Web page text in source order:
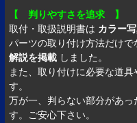
【 判りやすさを追求 】
取付・取扱説明書は カラー
パーツの取り付け方法だけで
解説を掲載 しました。
また、取り付けに必要な道
す。
万が一、判らない部分があ
す。ご安心下さい。